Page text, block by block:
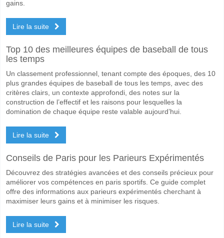
gains.
Lire la suite
Top 10 des meilleures équipes de baseball de tous
les temps
Un classement professionnel, tenant compte des époques, des 10
plus grandes équipes de baseball de tous les temps, avec des
critères clairs, un contexte approfondi, des notes sur la
construction de l’effectif et les raisons pour lesquelles la
domination de chaque équipe reste valable aujourd’hui.
Lire la suite
Conseils de Paris pour les Parieurs Expérimentés
Découvrez des stratégies avancées et des conseils précieux pour
améliorer vos compétences en paris sportifs. Ce guide complet
offre des informations aux parieurs expérimentés cherchant à
maximiser leurs gains et à minimiser les risques.
Lire la suite